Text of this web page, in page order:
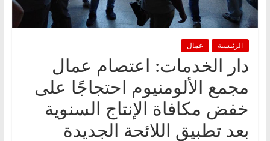
الرئيسية عمال
دار الخدمات: اعتصام عمال
مجمع الألومنيوم احتجاجًا على
خفض مكافاة الإنتاج السنوية
بعد تطبيق اللائحة الجديدة